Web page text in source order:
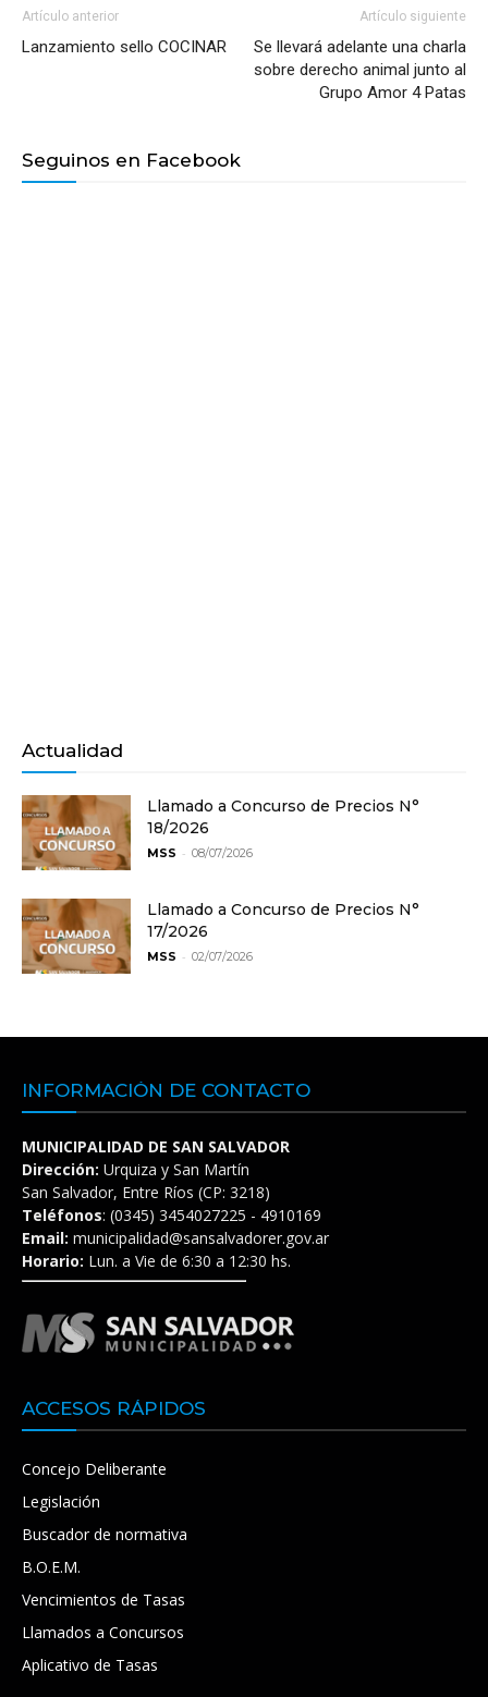
Artículo anterior
Lanzamiento sello COCINAR
Artículo siguiente
Se llevará adelante una charla
sobre derecho animal junto al
Grupo Amor 4 Patas
Seguinos en Facebook
Actualidad
Llamado a Concurso de Precios N°
18/2026
MSS - 08/07/2026
Llamado a Concurso de Precios N°
17/2026
MSS - 02/07/2026
INFORMACIÓN DE CONTACTO
MUNICIPALIDAD DE SAN SALVADOR
Dirección: Urquiza y San Martín
San Salvador, Entre Ríos (CP: 3218)
Teléfonos: (0345) 3454027225 - 4910169
Email: municipalidad@sansalvadorer.gov.ar
Horario: Lun. a Vie de 6:30 a 12:30 hs.
ACCESOS RÁPIDOS
Concejo Deliberante
Legislación
Buscador de normativa
B.O.E.M.
Vencimientos de Tasas
Llamados a Concursos
Aplicativo de Tasas